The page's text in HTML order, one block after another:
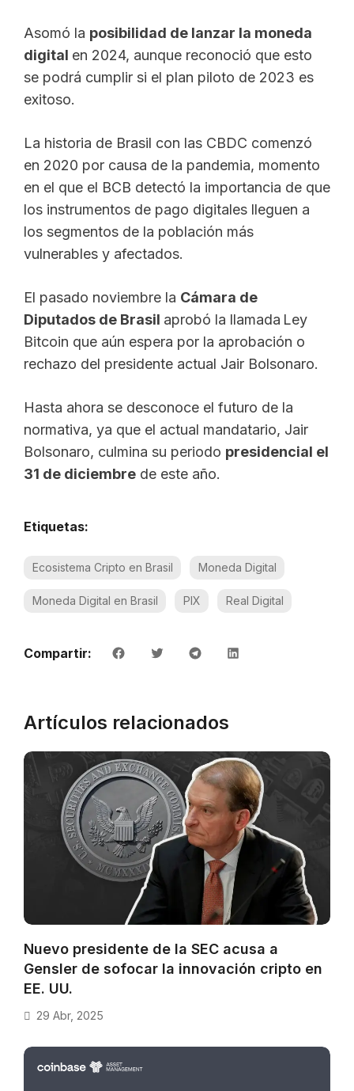
Asomó la posibilidad de lanzar la moneda
digital en 2024, aunque reconoció que esto
se podrá cumplir si el plan piloto de 2023 es
exitoso.
La historia de Brasil con las CBDC comenzó
en 2020 por causa de la pandemia, momento
en el que el BCB detectó la importancia de que
los instrumentos de pago digitales lleguen a
los segmentos de la población más
vulnerables y afectados.
El pasado noviembre la Cámara de
Diputados de Brasil aprobó la llamada Ley
Bitcoin que aún espera por la aprobación o
rechazo del presidente actual Jair Bolsonaro.
Hasta ahora se desconoce el futuro de la
normativa, ya que el actual mandatario, Jair
Bolsonaro, culmina su periodo presidencial el
31 de diciembre de este año.
Etiquetas:
Ecosistema Cripto en Brasil Moneda Digital
Moneda Digital en Brasil PIX Real Digital
Compartir:
Artículos relacionados
Nuevo presidente de la SEC acusa a
Gensler de sofocar la innovación cripto en
EE. UU.
29 Abr, 2025